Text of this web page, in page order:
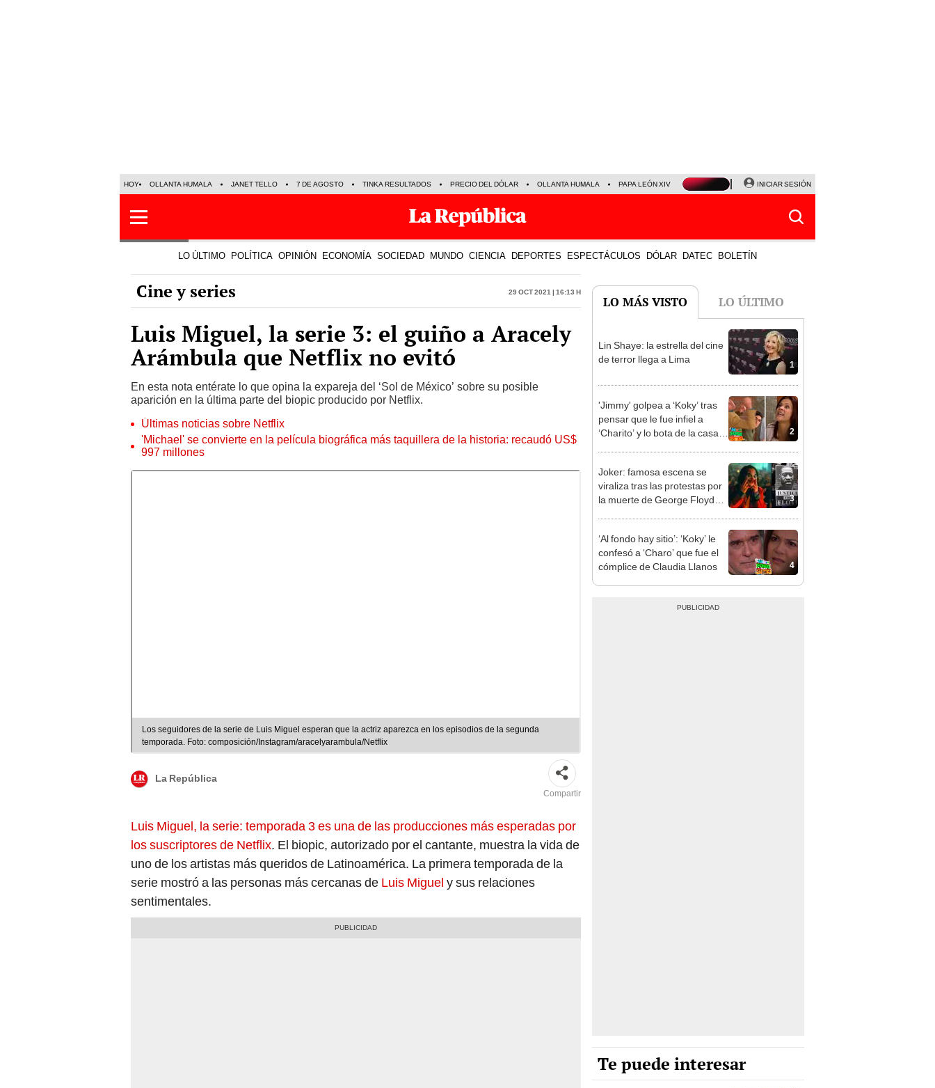
HOY OLLANTA HUMALA JANET TELLO 7 DE AGOSTO TINKA RESULTADOS PRECIO DEL DÓLAR OLLANTA HUMALA PAPA LEÓN XIV NALDY SALDAÑA LA BELLA LUZ
INICIAR SESIÓN
LO ÚLTIMO POLÍTICA OPINIÓN ECONOMÍA SOCIEDAD MUNDO CIENCIA DEPORTES ESPECTÁCULOS DÓLAR DATEC BOLETÍN
Cine y series 29 Oct 2021 | 16:13 h
Luis Miguel, la serie 3: el guiño a Aracely
Arámbula que Netflix no evitó
En esta nota entérate lo que opina la expareja del ‘Sol de México’ sobre su posible
aparición en la última parte del biopic producido por Netflix.
Últimas noticias sobre Netflix
'Michael' se convierte en la película biográfica más taquillera de la historia: recaudó US$
997 millones
Los seguidores de la serie de Luis Miguel esperan que la actriz aparezca en los episodios de la segunda
temporada. Foto: composición/Instagram/aracelyarambula/Netflix
La República
Compartir
Luis Miguel, la serie: temporada 3 es una de las producciones más esperadas por
los suscriptores de Netflix. El biopic, autorizado por el cantante, muestra la vida de
uno de los artistas más queridos de Latinoamérica. La primera temporada de la
serie mostró a las personas más cercanas de Luis Miguel y sus relaciones
sentimentales.
LO MÁS VISTO LO ÚLTIMO
1
Lin Shaye: la estrella del cine
de terror llega a Lima
2
'Jimmy' golpea a ‘Koky’ tras
pensar que le fue infiel a
‘Charito’ y lo bota de la casa
3
Joker: famosa escena se
viraliza tras las protestas por
la muerte de George Floyd
4
‘Al fondo hay sitio’: ‘Koky’ le
confesó a ‘Charo’ que fue el
cómplice de Claudia Llanos
Te puede interesar